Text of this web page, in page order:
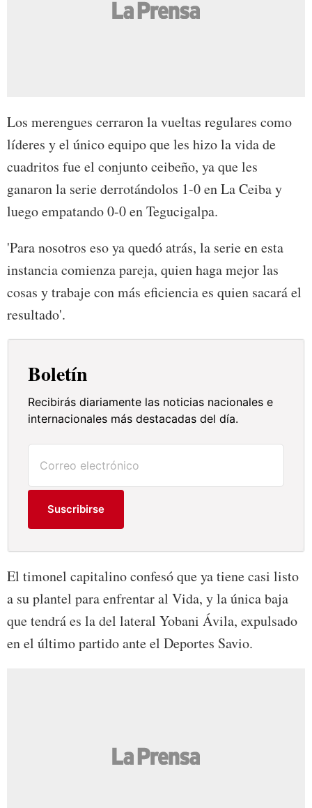
Los merengues cerraron la vueltas regulares como
líderes y el único equipo que les hizo la vida de
cuadritos fue el conjunto ceibeño, ya que les
ganaron la serie derrotándolos 1-0 en La Ceiba y
luego empatando 0-0 en Tegucigalpa.
'Para nosotros eso ya quedó atrás, la serie en esta
instancia comienza pareja, quien haga mejor las
cosas y trabaje con más eficiencia es quien sacará el
resultado'.
Boletín
Recibirás diariamente las noticias nacionales e
internacionales más destacadas del día.
Suscribirse
El timonel capitalino confesó que ya tiene casi listo
a su plantel para enfrentar al Vida, y la única baja
que tendrá es la del lateral Yobani Ávila, expulsado
en el último partido ante el Deportes Savio.